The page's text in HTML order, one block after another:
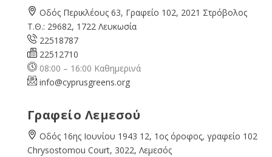
Οδός Περικλέους 63, Γραφείο 102, 2021 Στρόβολος
Τ.Θ.: 29682, 1722 Λευκωσία
22518787
22512710
08:00 – 16:00 Καθημερινά
info@cyprusgreens.org
Γραφείο Λεμεσού
Οδός 16ης Ιουνίου 1943 12, 1ος όροφος, γραφείο 102
Chrysostomou Court, 3022, Λεμεσός